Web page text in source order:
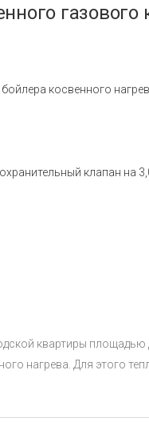
газового
косвенного
клапан на
квартиры
нагрева. Для этого